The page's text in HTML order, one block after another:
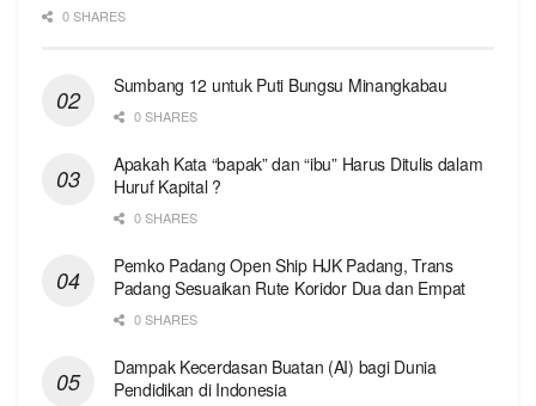
0 SHARES
Sumbang 12 untuk Puti Bungsu Minangkabau
0 SHARES
Apakah Kata “bapak” dan “ibu” Harus Ditulis dalam
Huruf Kapital ?
0 SHARES
Pemko Padang Open Ship HJK Padang, Trans
Padang Sesuaikan Rute Koridor Dua dan Empat
0 SHARES
Dampak Kecerdasan Buatan (AI) bagi Dunia
Pendidikan di Indonesia